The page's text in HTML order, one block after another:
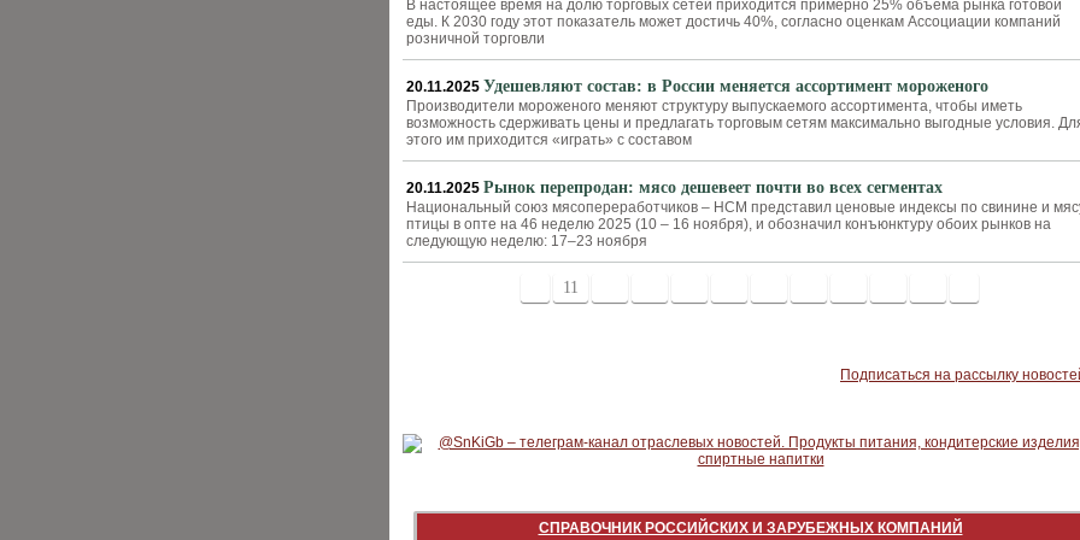
В настоящее время на долю торговых сетей приходится примерно 25% объема рынка готовой
еды. К 2030 году этот показатель может достичь 40%, согласно оценкам Ассоциации компаний
розничной торговли
20.11.2025 Удешевляют состав: в России меняется ассортимент мороженого
Производители мороженого меняют структуру выпускаемого ассортимента, чтобы иметь
возможность сдерживать цены и предлагать торговым сетям максимально выгодные условия.
этого им приходится «играть» с составом
20.11.2025 Рынок перепродан: мясо дешевеет почти во всех сегментах
Национальный союз мясопереработчиков – НСМ представил ценовые индексы по свинине и
птицы в опте на 46 неделю 2025 (10 – 16 ноября), и обозначил конъюнктуру обоих рынков на
следующую неделю: 17–23 ноября
11
Подписаться на рассылку
СПРАВОЧНИК РОССИЙСКИХ И ЗАРУБЕЖНЫХ КОМПАНИЙ